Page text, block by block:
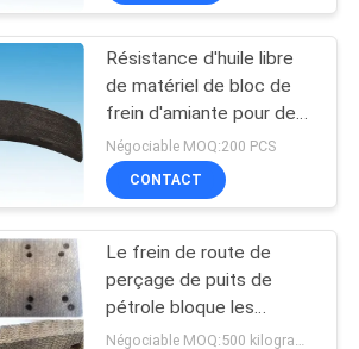
Résistance d'huile libre
de matériel de bloc de
frein d'amiante pour des
sonnettes
Négociable MOQ:200 PCS
CONTACT
Le frein de route de
perçage de puits de
pétrole bloque les
garnitures de frein